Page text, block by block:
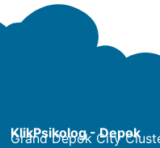
KlikPsikolog - Depok
Grand Depok City